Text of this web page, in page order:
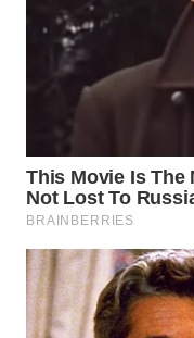
WN
TANJUNG
LESUNG
WN
SIMALUNGUN
WN
LABUHANBATU